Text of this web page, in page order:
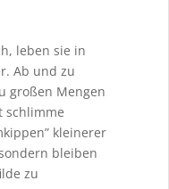
leben sie in
Ab und zu
großen Mengen
schlimme
kleinerer
bleiben
zu